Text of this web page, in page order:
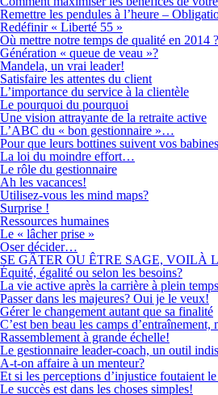
Remettre les pendules à l’heure –
Redéfinir « Liberté 55 »
Où mettre notre temps de qualité en 2014 ?
Génération « queue de veau »?
Mandela, un vrai leader!
Satisfaire les attentes du client
L’importance du service à la clientèle
Le pourquoi du pourquoi
Une vision attrayante de la retraite active
L’ABC du « bon gestionnaire »…
Pour que leurs bottines suivent vos babines
La loi du moindre effort…
Le rôle du gestionnaire
Ah les vacances!
Utilisez-vous les mind maps?
Surprise !
Ressources humaines
Le « lâcher prise »
Oser décider…
SE GÂTER OU ÊTRE SAGE, VOILÀ
Équité, égalité ou selon les besoins?
La vie active après la carrière à plein temps
Passer dans les majeures? Oui je le veux!
Gérer le changement autant que sa finalité
C’est ben beau les camps
Rassemblement à grande échelle!
Le gestionnaire leader-coach, un outil
A-t-on affaire à un menteur?
Et si les perceptions d’injustice foutaient
Le succès est dans les choses simples!